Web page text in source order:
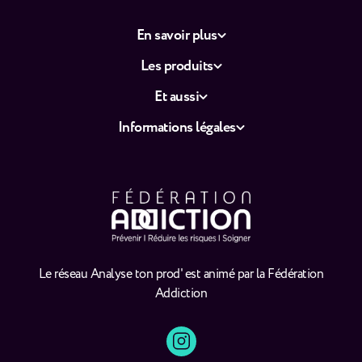
Le réseau Analyse ton prod' est animé par la Fédération
Addiction
En savoir plus
Les produits
Et aussi
Informations légales